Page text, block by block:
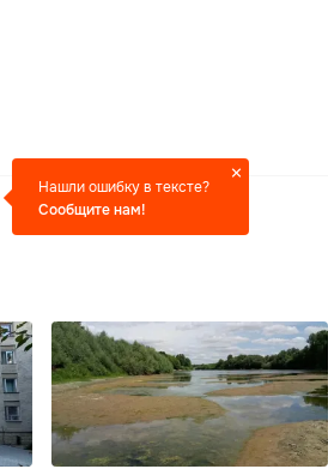
Нашли ошибку в тексте?
Сообщите нам!